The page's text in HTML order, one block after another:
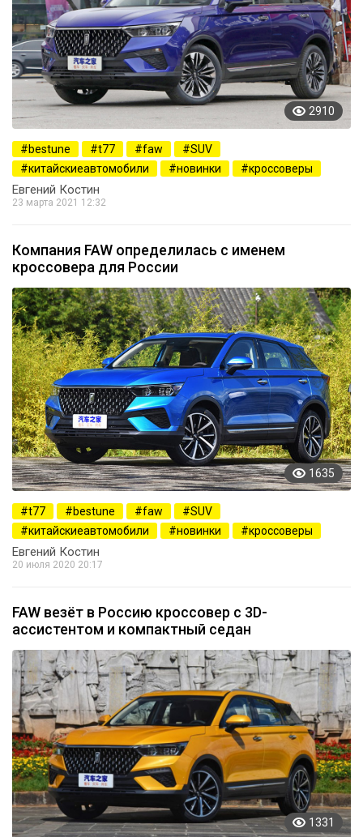
2910
bestune t77 faw
SUV
китайскиеавтомобили
новинки кроссоверы
Евгений Костин
23 марта 2021 12:32
Компания FAW определилась с именем
кроссовера для России
1635
t77 bestune faw
SUV
китайскиеавтомобили
новинки кроссоверы
Евгений Костин
20 июля 2020 20:17
FAW везёт в Россию кроссовер с 3D-
ассистентом и компактный седан
1331